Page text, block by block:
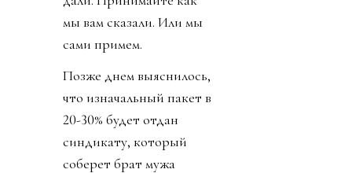
мы вам сказали. Или мы
сами примем.
Позже днем выяснилось,
что изначальный пакет в
20-30% будет отдан
синдикату, который
соберет брат мужа